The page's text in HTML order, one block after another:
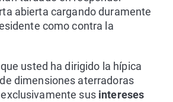
abierta cargando duramente
como contra la
usted ha dirigido la hípica
dimensiones aterradoras
sus intereses